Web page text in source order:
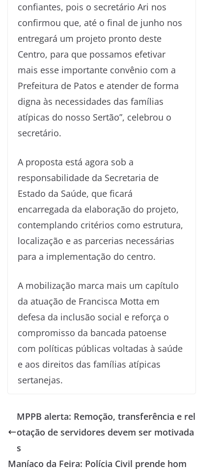
confiantes, pois o secretário Ari nos
confirmou que, até o final de junho nos
entregará um projeto pronto deste
Centro, para que possamos efetivar
mais esse importante convênio com a
Prefeitura de Patos e atender de forma
digna às necessidades das famílias
atípicas do nosso Sertão”, celebrou o
secretário.
A proposta está agora sob a
responsabilidade da Secretaria de
Estado da Saúde, que ficará
encarregada da elaboração do projeto,
contemplando critérios como estrutura,
localização e as parcerias necessárias
para a implementação do centro.
A mobilização marca mais um capítulo
da atuação de Francisca Motta em
defesa da inclusão social e reforça o
compromisso da bancada patoense
com políticas públicas voltadas à saúde
e aos direitos das famílias atípicas
sertanejas.
MPPB alerta: Remoção, transferência e rel
otação de servidores devem ser motivada
s
Maníaco da Feira: Polícia Civil prende hom